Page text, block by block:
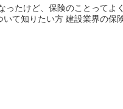
を雇用している中小企業の経営者で